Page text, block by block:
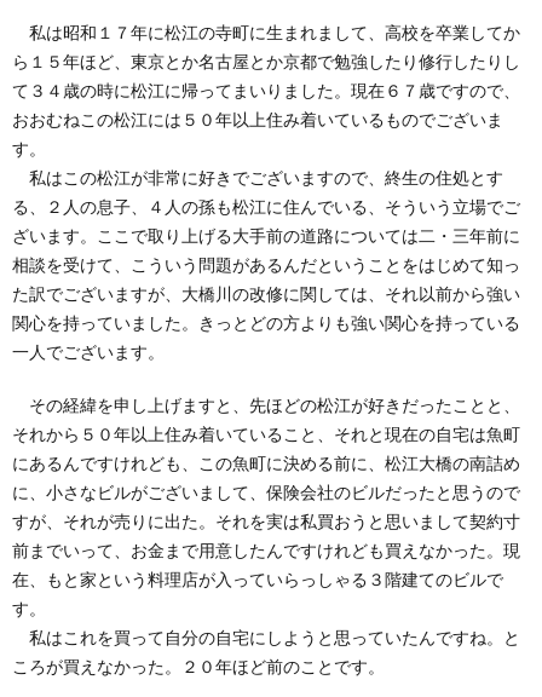
私は昭和１７年に松江の寺町に生まれまして、高校を卒業してか
ら１５年ほど、東京とか名古屋とか京都で勉強したり修行したりし
て３４歳の時に松江に帰ってまいりました。現在６７歳ですので、
おおむねこの松江には５０年以上住み着いているものでございま
す。
私はこの松江が非常に好きでございますので、終生の住処とす
る、２人の息子、４人の孫も松江に住んでいる、そういう立場でご
ざいます。ここで取り上げる大手前の道路については二・三年前に
相談を受けて、こういう問題があるんだということをはじめて知っ
た訳でございますが、大橋川の改修に関しては、それ以前から強い
関心を持っていました。きっとどの方よりも強い関心を持っている
一人でございます。
その経緯を申し上げますと、先ほどの松江が好きだったことと、
それから５０年以上住み着いていること、それと現在の自宅は魚町
にあるんですけれども、この魚町に決める前に、松江大橋の南詰め
に、小さなビルがございまして、保険会社のビルだったと思うので
すが、それが売りに出た。それを実は私買おうと思いまして契約寸
前までいって、お金まで用意したんですけれども買えなかった。現
在、もと家という料理店が入っていらっしゃる３階建てのビルで
す。
私はこれを買って自分の自宅にしようと思っていたんですね。と
ころが買えなかった。２０年ほど前のことです。